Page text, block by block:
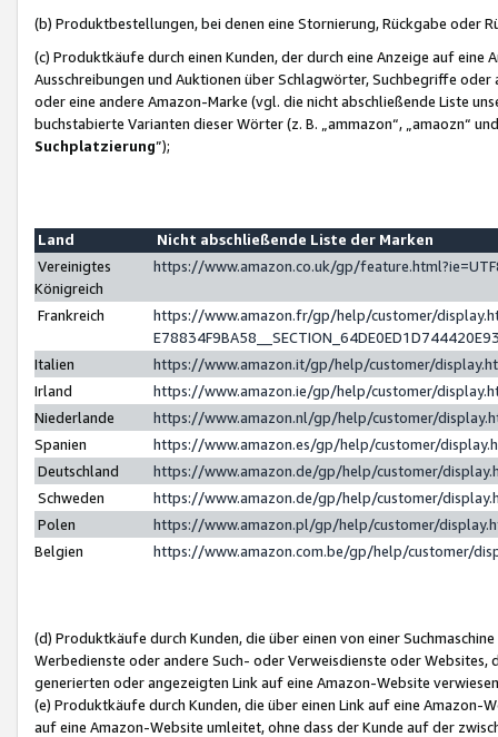
(b) Produktbestellungen, bei denen eine Stornierung, Rückgabe oder
(c) Produktkäufe durch einen Kunden, der durch eine Anzeige auf
Ausschreibungen und Auktionen über Schlagwörter, Suchbegriffe
oder eine andere Amazon-Marke (vgl. die nicht abschließende Liste
buchstabierte Varianten dieser Wörter (z. B. „ammazon“, „amaozn“
Suchplatzierung”);
Land
Nicht abschließende Liste der Marken
Vereinigtes
Königreich
https://www.amazon.co.uk/gp/
Frankreich
https://www.amazon.fr/gp/help/customer/
Italien
https://www.amazon.it/gp/help/customer/
Irland
https://www.amazon.ie/gp/help/customer/
Niederlande
https://www.amazon.nl/gp/help/customer/
Spanien
https://www.amazon.es/gp/help/customer/
Deutschland
https://www.amazon.de/gp/help/customer/
Schweden
https://www.amazon.de/gp/help/customer/
Polen
https://www.amazon.pl/gp/help/customer/
Belgien
https://www.amazon.com.be/gp/help/customer/
(d) Produktkäufe durch Kunden, die über einen von einer
Werbedienste oder andere Such- oder Verweisdienste oder Websites,
generierten oder angezeigten Link auf eine Amazon-Website
(e) Produktkäufe durch Kunden, die über einen Link auf eine
auf eine Amazon-Website umleitet, ohne dass der Kunde auf der